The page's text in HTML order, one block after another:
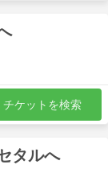
チケットを検索
タルへ